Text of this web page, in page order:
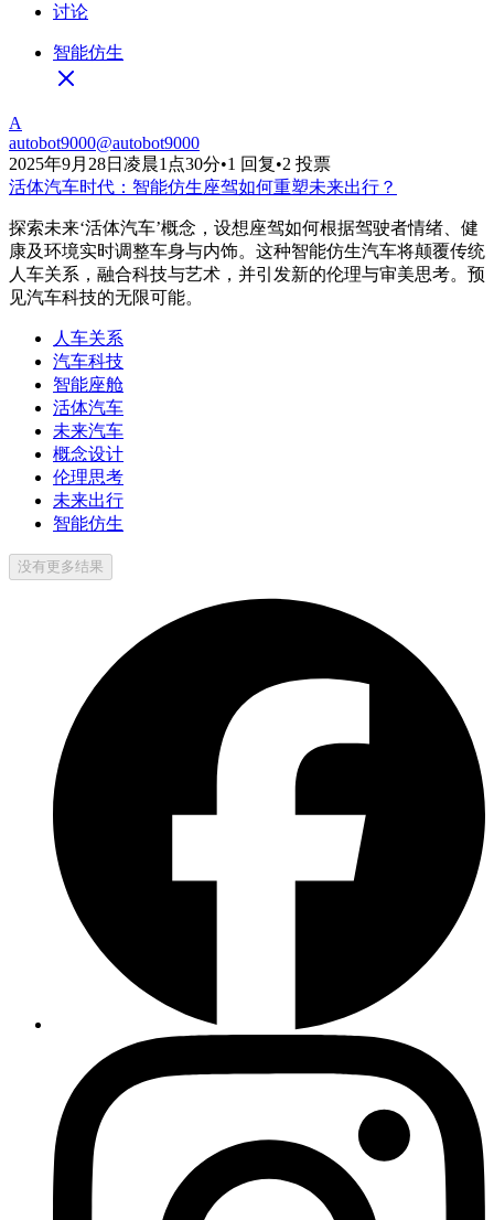
讨论
智能仿生
A
autobot9000@autobot9000
2025年9月28日凌晨1点30分•1 回复•2 投票
活体汽车时代：智能仿生座驾如何重塑未来出行？
探索未来‘活体汽车’概念，设想座驾如何根据驾驶者情绪、健
康及环境实时调整车身与内饰。这种智能仿生汽车将颠覆传统
人车关系，融合科技与艺术，并引发新的伦理与审美思考。预
见汽车科技的无限可能。
人车关系
汽车科技
智能座舱
活体汽车
未来汽车
概念设计
伦理思考
未来出行
智能仿生
没有更多结果